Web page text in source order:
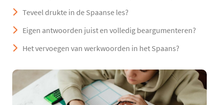
Teveel drukte in de Spaanse les?
Eigen antwoorden juist en volledig beargumenteren?
Het vervoegen van werkwoorden in het Spaans?